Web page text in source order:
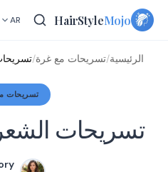
Skip
HairStyleMojo
AR
الرئيسية/تسريحات مع غرة/
تسريحات
تسريحات